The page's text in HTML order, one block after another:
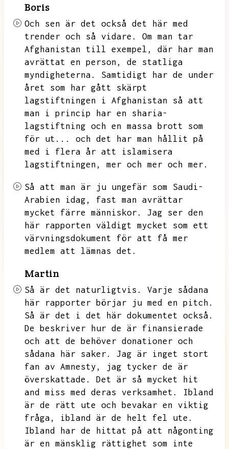
Boris
Och sen är det också det här med
trender och så vidare.
Om man tar
Afghanistan till exempel,
där har man
avrättat en person,
de statliga
myndigheterna.
Samtidigt har de under
året som har gått skärpt
lagstiftningen i Afghanistan så att
man i princip har en sharia-
lagstiftning och en massa brott som
för ut...
och det har man hållit på
med i flera år att islamisera
lagstiftningen,
mer och mer och mer.
Så att man är ju ungefär som Saudi-
Arabien idag,
fast man avrättar
mycket färre människor.
Jag ser den
här rapporten väldigt mycket som ett
värvningsdokument för att få mer
medlem att lämnas det.
Martin
Så är det naturligtvis.
Varje sådana
här rapporter börjar ju med en pitch.
Så är det i det här dokumentet också.
De beskriver hur de är finansierade
och att de behöver donationer och
sådana här saker.
Jag är inget stort
fan av Amnesty,
jag tycker de är
överskattade.
Det är så mycket hit
and miss med deras verksamhet.
Ibland
är de rätt ute och bevakar en viktig
fråga,
ibland är de helt fel ute.
Ibland har de hittat på att någonting
är en mänsklig rättighet som inte